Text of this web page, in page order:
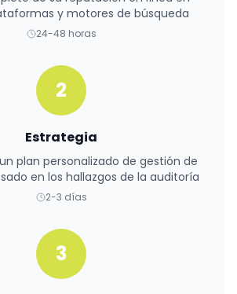
y motores de búsqueda
24-48 horas
2
Estrategia
plan personalizado de gestión de
en los hallazgos de la auditoría
2-3 días
3